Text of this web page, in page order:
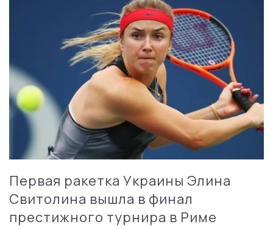
Первая ракетка Украины Элина
Свитолина вышла в финал
престижного турнира в Риме